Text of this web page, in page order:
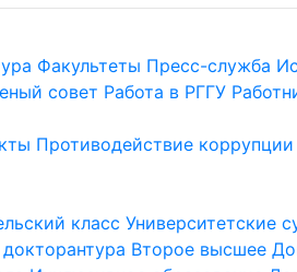
Факультеты Пресс-служба
совет Работа в РГГУ
Противодействие коррупции
класс Университетские
Второе высшее